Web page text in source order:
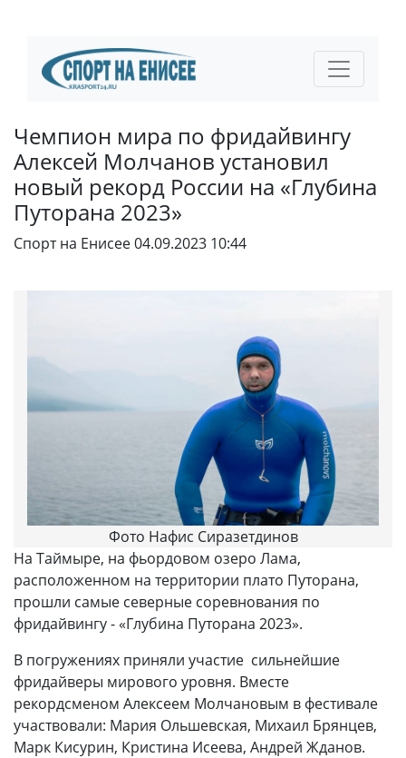
Чемпион мира по фридайвингу
Алексей Молчанов установил
новый рекорд России на «Глубина
Путорана 2023»
Спорт на Енисее04.09.2023 10:44
Фото Нафис Сиразетдинов
На Таймыре, на фьордовом озеро Лама,
расположенном на территории плато Путорана,
прошли самые северные соревнования по
фридайвингу - «Глубина Путорана 2023».
В погружениях приняли участие сильнейшие
фридайверы мирового уровня. Вместе
рекордсменом Алексеем Молчановым в фестивале
участвовали: Мария Ольшевская, Михаил Брянцев,
Марк Кисурин, Кристина Исеева, Андрей Жданов.